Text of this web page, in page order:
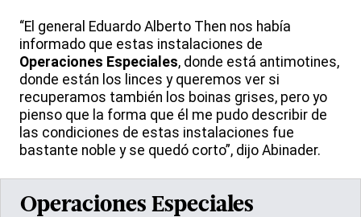
“El general Eduardo Alberto Then nos había
informado que estas instalaciones de
Operaciones Especiales, donde está antimotines,
donde están los linces y queremos ver si
recuperamos también los boinas grises, pero yo
pienso que la forma que él me pudo describir de
las condiciones de estas instalaciones fue
bastante noble y se quedó corto”, dijo Abinader.
Operaciones Especiales